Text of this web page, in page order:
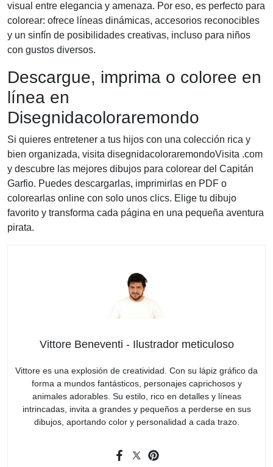
visual entre elegancia y amenaza. Por eso, es perfecto para
colorear: ofrece líneas dinámicas, accesorios reconocibles
y un sinfín de posibilidades creativas, incluso para niños
con gustos diversos.
Descargue, imprima o coloree en
línea en
Disegnidacoloraremondo
Si quieres entretener a tus hijos con una colección rica y
bien organizada, visita disegnidacoloraremondoVisita .com
y descubre las mejores dibujos para colorear del Capitán
Garfio. Puedes descargarlas, imprimirlas en PDF o
colorearlas online con solo unos clics. Elige tu dibujo
favorito y transforma cada página en una pequeña aventura
pirata.
Vittore Beneventi - Ilustrador meticuloso
Vittore es una explosión de creatividad. Con su lápiz gráfico da
forma a mundos fantásticos, personajes caprichosos y
animales adorables. Su estilo, rico en detalles y líneas
intrincadas, invita a grandes y pequeños a perderse en sus
dibujos, aportando color y personalidad a cada trazo.